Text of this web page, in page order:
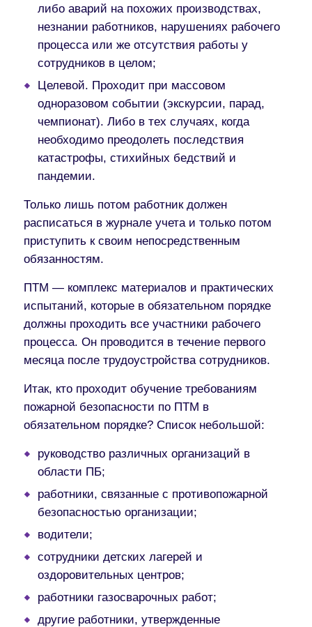
либо аварий на похожих производствах,
незнании работников, нарушениях рабочего
процесса или же отсутствия работы у
сотрудников в целом;
Целевой. Проходит при массовом
одноразовом событии (экскурсии, парад,
чемпионат). Либо в тех случаях, когда
необходимо преодолеть последствия
катастрофы, стихийных бедствий и
пандемии.
Только лишь потом работник должен
расписаться в журнале учета и только потом
приступить к своим непосредственным
обязанностям.
ПТМ — комплекс материалов и практических
испытаний, которые в обязательном порядке
должны проходить все участники рабочего
процесса. Он проводится в течение первого
месяца после трудоустройства сотрудников.
Итак, кто проходит обучение требованиям
пожарной безопасности по ПТМ в
обязательном порядке? Список небольшой:
руководство различных организаций в
области ПБ;
работники, связанные с противопожарной
безопасностью организации;
водители;
сотрудники детских лагерей и
оздоровительных центров;
работники газосварочных работ;
другие работники, утвержденные